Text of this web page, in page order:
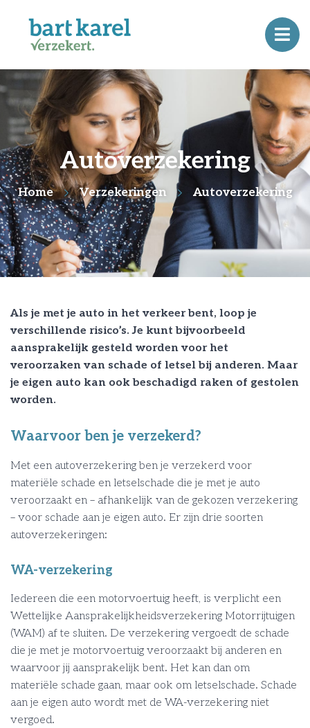
Autoverzekering
Home Verzekeringen Autoverzekering
Als je met je auto in het verkeer bent, loop je
verschillende risico’s. Je kunt bijvoorbeeld
aansprakelijk gesteld worden voor het
veroorzaken van schade of letsel bij anderen. Maar
je eigen auto kan ook beschadigd raken of gestolen
worden.
Waarvoor ben je verzekerd?
Met een autoverzekering ben je verzekerd voor
materiële schade en letselschade die je met je auto
veroorzaakt en – afhankelijk van de gekozen verzekering
– voor schade aan je eigen auto. Er zijn drie soorten
autoverzekeringen:
WA-verzekering
Iedereen die een motorvoertuig heeft, is verplicht een
Wettelijke Aansprakelijkheidsverzekering Motorrijtuigen
(WAM) af te sluiten. De verzekering vergoedt de schade
die je met je motorvoertuig veroorzaakt bij anderen en
waarvoor jij aansprakelijk bent. Het kan dan om
materiële schade gaan, maar ook om letselschade. Schade
aan je eigen auto wordt met de WA-verzekering niet
vergoed.